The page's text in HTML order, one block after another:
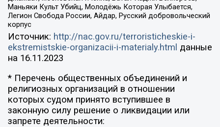
Маньяки Культ Убийц, Молодёжь Которая Улыбается,
Легион Свобода России, Айдар, Русский добровольческий
корпус
Источник: http://nac.gov.ru/terroristicheskie-i-
ekstremistskie-organizacii-i-materialy.html данные
на 16.11.2023
* Перечень общественных объединений и
религиозных организаций в отношении
которых судом принято вступившее в
законную силу решение о ликвидации или
запрете деятельности: